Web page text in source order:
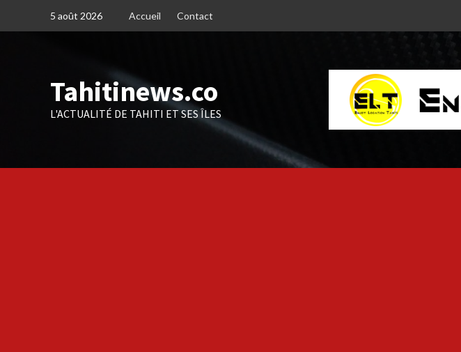
5 août 2026 Accueil Contact
Tahitinews.co
L'ACTUALITÉ DE TAHITI ET SES ÎLES